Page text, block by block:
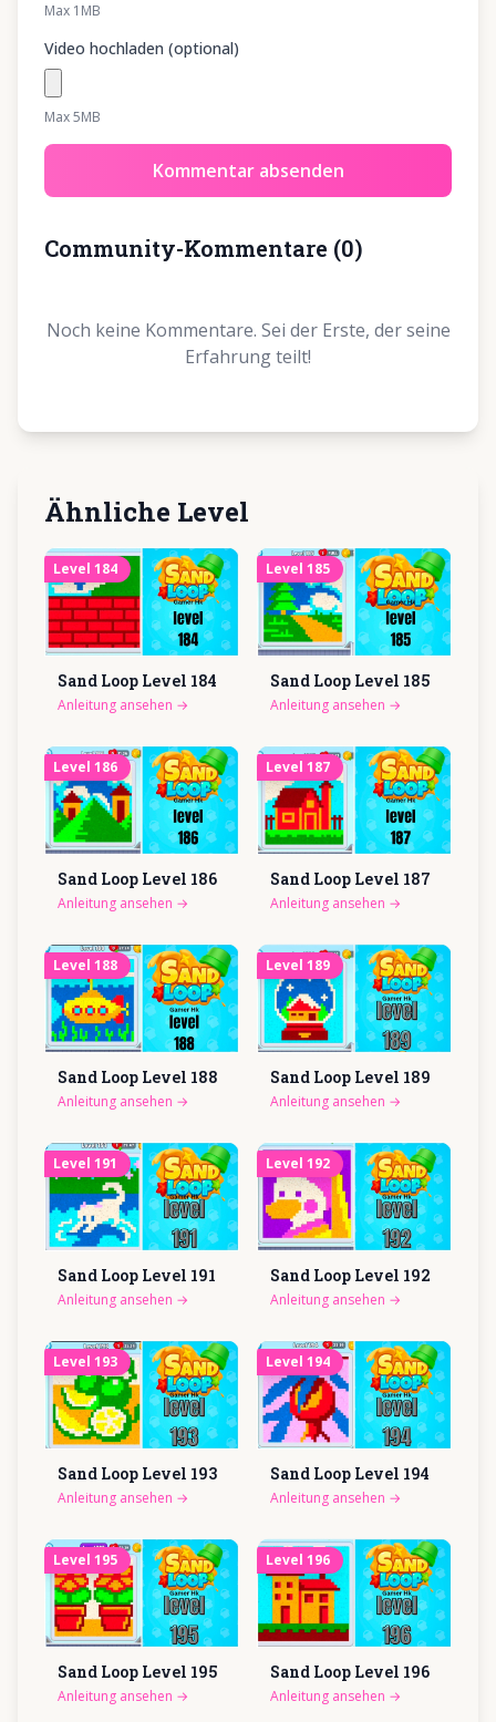
Max 1MB
Video hochladen (optional)
Max 5MB
Kommentar absenden
Community-Kommentare (0)
Noch keine Kommentare. Sei der Erste, der seine
Erfahrung teilt!
Ähnliche Level
Level 184
Sand Loop Level 184
Anleitung ansehen →
Level 185
Sand Loop Level 185
Anleitung ansehen →
Level 186
Sand Loop Level 186
Anleitung ansehen →
Level 187
Sand Loop Level 187
Anleitung ansehen →
Level 188
Sand Loop Level 188
Anleitung ansehen →
Level 189
Sand Loop Level 189
Anleitung ansehen →
Level 191
Sand Loop Level 191
Anleitung ansehen →
Level 192
Sand Loop Level 192
Anleitung ansehen →
Level 193
Sand Loop Level 193
Anleitung ansehen →
Level 194
Sand Loop Level 194
Anleitung ansehen →
Level 195
Sand Loop Level 195
Anleitung ansehen →
Level 196
Sand Loop Level 196
Anleitung ansehen →